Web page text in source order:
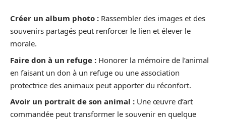
Créer un album photo : Rassembler des images et des
souvenirs partagés peut renforcer le lien et élever le
morale.
Faire don à un refuge : Honorer la mémoire de l’animal
en faisant un don à un refuge ou une association
protectrice des animaux peut apporter du réconfort.
Avoir un portrait de son animal : Une œuvre d’art
commandée peut transformer le souvenir en quelque